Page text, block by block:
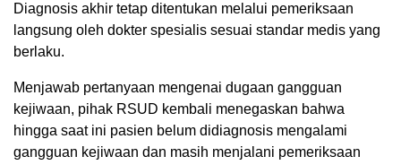
Diagnosis akhir tetap ditentukan melalui pemeriksaan
langsung oleh dokter spesialis sesuai standar medis yang
berlaku.
Menjawab pertanyaan mengenai dugaan gangguan
kejiwaan, pihak RSUD kembali menegaskan bahwa
hingga saat ini pasien belum didiagnosis mengalami
gangguan kejiwaan dan masih menjalani pemeriksaan